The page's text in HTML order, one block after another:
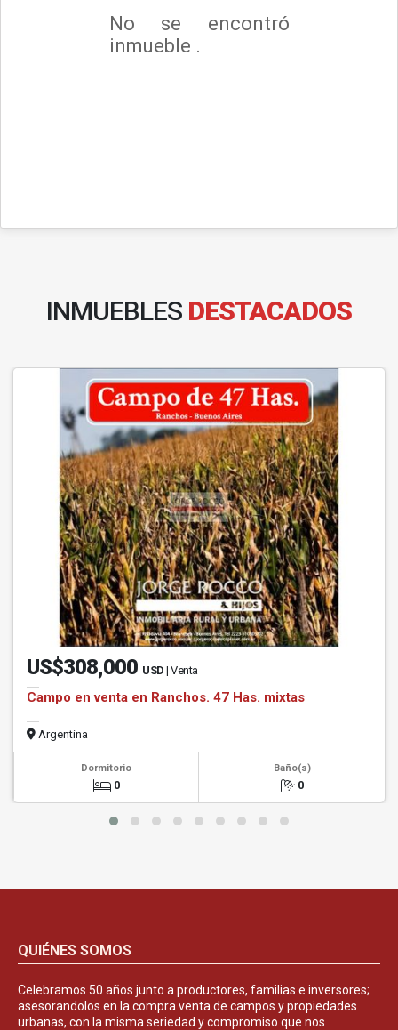
No se encontró
inmueble .
INMUEBLES DESTACADOS
US$308,000 USD | Venta
Campo en venta en Ranchos. 47 Has. mixtas
Argentina
Dormitorio
0
Baño(s)
0
QUIÉNES SOMOS
Celebramos 50 años junto a productores, familias e inversores;
asesorandolos en la compra venta de campos y propiedades
urbanas, con la misma seriedad y compromiso que nos